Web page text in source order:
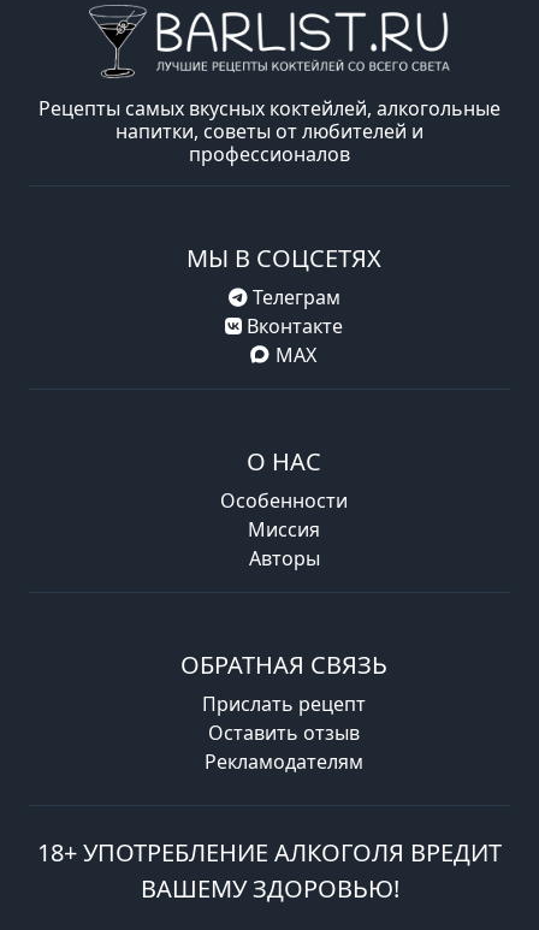
Рецепты самых вкусных коктейлей, алкогольные
напитки, советы от любителей и
профессионалов
МЫ В СОЦСЕТЯХ
Телеграм
Вконтакте
MAX
О НАС
Особенности
Миссия
Авторы
ОБРАТНАЯ СВЯЗЬ
Прислать рецепт
Оставить отзыв
Рекламодателям
18+ УПОТРЕБЛЕНИЕ АЛКОГОЛЯ ВРЕДИТ
ВАШЕМУ ЗДОРОВЬЮ!